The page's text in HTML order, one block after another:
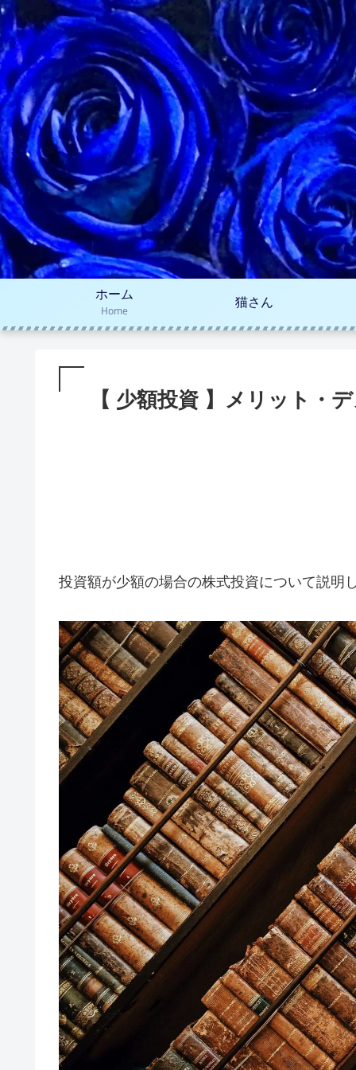
ホーム
Home
猫さん
【 少額投資 】メリット・
投資額が少額の場合の株式投資について説明